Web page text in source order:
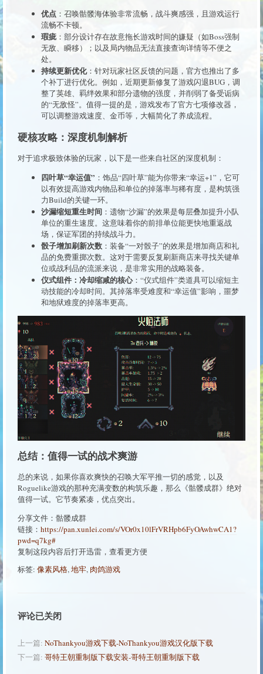
优点 ：召唤骷髅海体验非常流畅，战斗爽感强，且游戏运行
流畅不卡顿。
瑕疵 ：部分设计存在故意拖长游戏时间的嫌疑（如Boss强制
无敌、瞬移）；以及局内物品无法直接查询详情等不便之
处。
持续更新优化：针对玩家社区反馈的问题，官方也推出了多
个补丁进行优化。例如，近期更新修复了游戏闪退BUG，调
整了英雄、羁绊效果和部分遗物的强度，并削弱了备受诟病
的“无敌怪”。值得一提的是，游戏发布了官方七项修改器，
可以调整游戏速度、金币等，大幅简化了养成流程。
硬核攻略：深度机制解析
对于追求极致体验的玩家，以下是一些来自社区的深度机制：
四叶草“幸运值” ：饰品“四叶草”能为你带来“幸运+1”，它可
以有效提高游戏内物品和单位的掉落率与稀有度，是构筑强
力Build的关键一环。
沙漏缩短重生时间 ：遗物“沙漏”的效果是每层叠加提升小队
单位的重生速度。这意味着你的前排单位能更快地重返战
场，保证军团的持续战斗力。
骰子增加刷新次数 ：装备“一对骰子”的效果是增加商店和礼
品的免费重掷次数。这对于需要反复刷新商店来寻找关键单
位或战利品的流派来说，是非常实用的战略装备。
仪式组件：冷却缩减的核心：“仪式组件”类道具可以缩短主
动技能的冷却时间。其掉落率受难度和“幸运值”影响，噩梦
和地狱难度的掉落率更高。
总结：值得一试的战术爽游
总的来说，如果你喜欢爽快的召唤大军平推一切的感觉，以及
Roguelike游戏的那种充满变数的构筑乐趣，那么《骷髅成群》绝对
值得一试。它节奏紧凑，优点突出。
分享文件：骷髅成群
链接： https://pan.xunlei.com/s/VOr0x10lFrVRHpb6FyOAwhwCA1?
pwd=q7kg#
复制这段内容后打开迅雷，查看更方便
标签: 像素风格,地牢, 肉鸽游戏
评论已关闭
上一篇: NoThankyou游戏下载-NoThankyou游戏汉化版下载
下一篇: 哥特王朝重制版下载安装-哥特王朝重制版下载